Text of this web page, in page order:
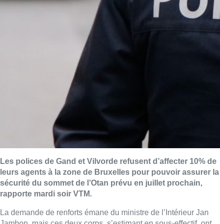
Les polices de Gand et Vilvorde refusent d’affecter 10% de
leurs agents à la zone de Bruxelles pour pouvoir assurer la
sécurité du sommet de l’Otan prévu en juillet prochain,
rapporte mardi soir VTM.
La demande de renforts émane du ministre de l’Intérieur Jan